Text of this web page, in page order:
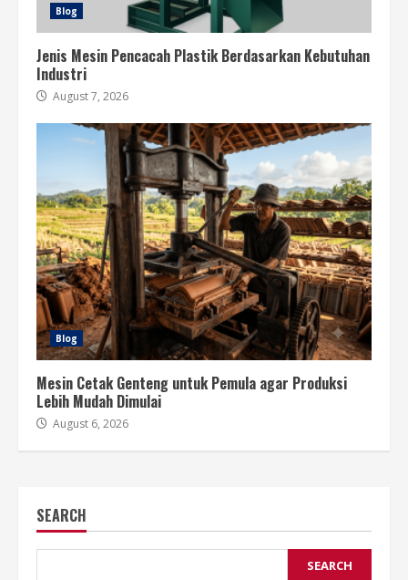
Blog
Jenis Mesin Pencacah Plastik Berdasarkan Kebutuhan
Industri
August 7, 2026
Blog
Mesin Cetak Genteng untuk Pemula agar Produksi
Lebih Mudah Dimulai
August 6, 2026
SEARCH
SEARCH